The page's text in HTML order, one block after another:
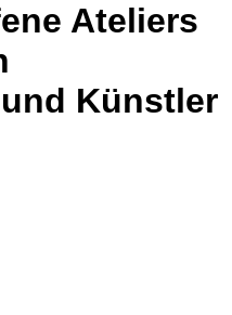
Ateliers
Künstler